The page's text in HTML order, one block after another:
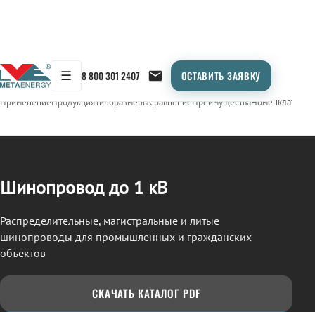
☰ 8 800 301 2407 ОСТАВИТЬ ЗАЯВКУ
← Продукция/ШИНОПРОВОД
ПрименениеПродукцияТипоразмерыСравнениеПреимуществаНоменклатура
Шинопровод до 1 кВ
Распределительные, магистральные и литые
шинопроводы для промышленных и гражданских
объектов
СКАЧАТЬ КАТАЛОГ PDF